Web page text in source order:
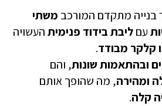
בנייה מתקדם המורכב משתי
עםליבת בידוד פנימיתהעשויה
קלקר מבודד.
ובהתאמות שונות, והם
ומהירה, מה שהופך אותם
קלה.